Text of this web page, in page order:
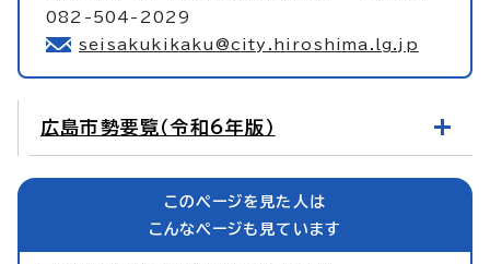
082-504-2029
seisakukikaku@city.hiroshima.lg.jp
広島市勢要覧（令和6年版）
このページを見た人は
こんなページも見ています